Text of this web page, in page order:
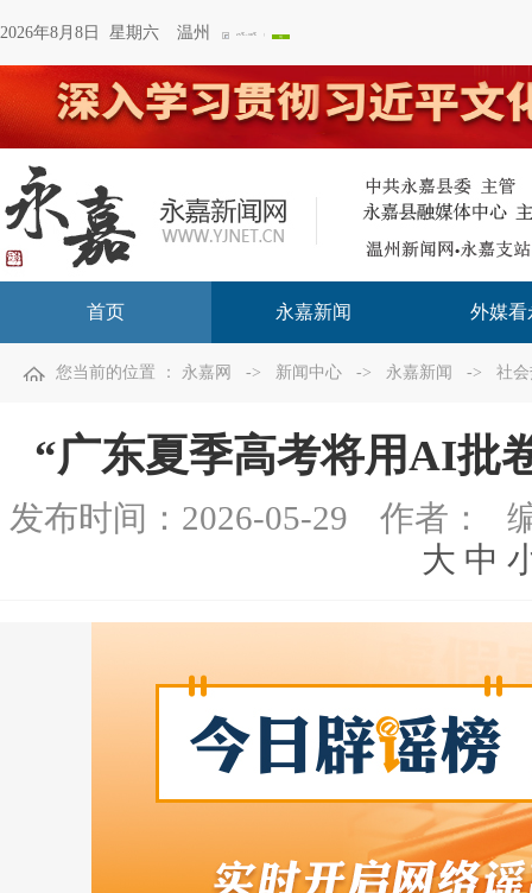
2026年8月8日 星期六 温州
首页 永嘉新闻 外媒看
您当前的位置 ： 永嘉网 -> 新闻中心 -> 永嘉新闻 -> 社
“广东夏季高考将用AI批
发布时间： 2026-05-29 作者：
大 中